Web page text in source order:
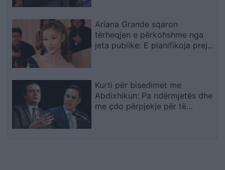
Ariana Grande sqaron
tërheqjen e përkohshme nga
jeta publike: E planifikoja prej
Kurti për bisedimet me
Abdixhikun: Pa ndërmjetës dhe
me çdo përpjekje për të